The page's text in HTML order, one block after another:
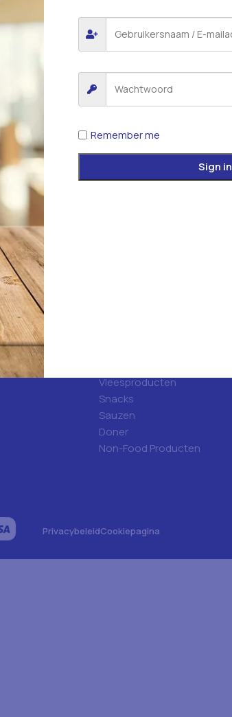
Vleesproducten
Snacks
Sauzen
Doner
Non-Food Producten
PrivacybeleidCookiepagina
Remember me
Sign in